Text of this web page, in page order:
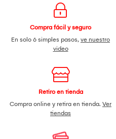
Compra fácil y seguro
En solo 6 simples pasos, ve nuestro
video
Retiro en tienda
Compra online y retira en tienda. Ver
tiendas